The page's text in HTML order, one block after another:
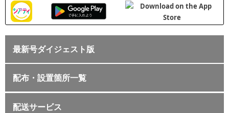
最新号ダイジェスト版
配布・設置箇所一覧
配送サービス